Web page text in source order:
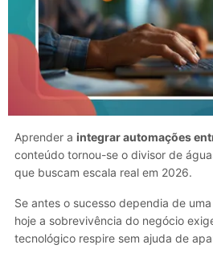
Aprender a integrar automações
conteúdo tornou-se o divisor de
que buscam escala real em 2026.
Se antes o sucesso dependia de
hoje a sobrevivência do negócio
tecnológico respire sem ajuda de